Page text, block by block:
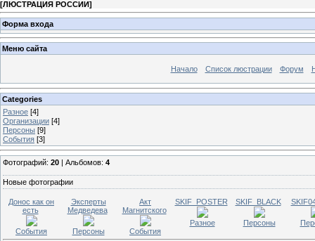
[ЛЮСТРАЦИЯ РОССИИ]
Форма входа
Меню сайта
Начало Список люстрации Форум
Categories
Разное [4]
Организации [4]
Персоны [9]
События [3]
Фотографий: 20 | Альбомов: 4
Новые фотографии
Донос как он
есть
События
Эксперты
Медведева
Персоны
Акт
Магнитского
События
SKIF_POSTER
Разное
SKIF_BLACK
Персоны